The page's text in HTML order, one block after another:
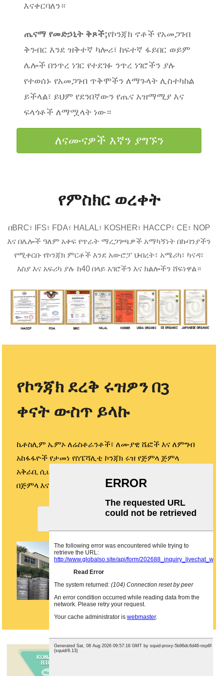
እናቀርባለን።
ጤናማ የመድኃኒት ቅጾች;የኮንጃክ ኖቶች የአመጋገብ
ቅንብር እንደ ዝቅተኛ ካሎሪ፣ ከፍተኛ ፋይበር ወይም
ሌሎች በንጥረ ነገር የተደገፉ ንጥረ ነገሮችን ያሉ
የተወሰኑ የአመጋገብ ጥቅሞችን ለማጉላት ሊስተካከል
ይችላል፣ ይህም የደንበኛውን የጤና አዝማሚያ እና
ፍላጎቶች ለማሟላት ነው።
ለናሙናዎች እኛን ያግኙን
የምስክር ወረቀት
በBRC፣ IFS፣ FDA፣ HALAL፣ KOSHER፣ HACCP፣ CE፣ NOP
እና በሌሎች ዓለም አቀፍ የጥራት ማረጋገጫዎች አማካኝነት በኩባንያችን
የሚቀርቡ የኮንጃክ ምርቶች እንደ አውሮፓ ህብረት፣ አሜሪካ፣ ካናዳ፣
እስያ እና አፍሪካ ያሉ ከ40 በላይ አገሮችን እና ክልሎችን ሸፍነዋል።
የኮንጃክ ደረቅ ሩዝዎን በ3
ቀናት ውስጥ ይላኩ
ኬቶስሊም ኤምኦ ለሬስቶራንቶች፣ ለሙያዊ ሼፎች እና ለምግብ
አከፋፋዮች የታመነ የስፔሻሊቲ ኮንጃክ ሩዝ የጅምላ ጅምላ
አቅራቢ ሲሆን የእኛ ከጂኤምኦ-ነጻ የሆነ የእስያ ኮንጃክ ሩዝ
በጅምላ እና በጅምላ ለፍላጎቶችዎ የሚስማማ ነው።
ፈጣን የዋጋ ጥቅሶችን ያግኙ